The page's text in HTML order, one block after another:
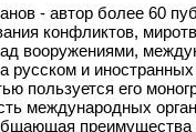
- автор более 60
конфликтов,
вооружениями,
русском и
пользуется его
международных
преимущества